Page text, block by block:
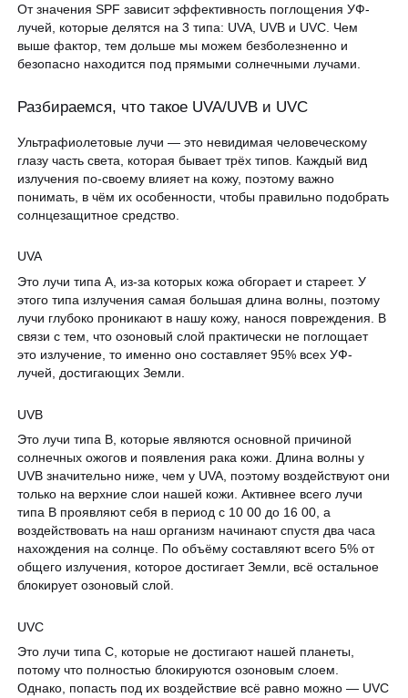
От значения SPF зависит эффективность поглощения УФ-
лучей, которые делятся на 3 типа: UVA, UVB и UVC. Чем
выше фактор, тем дольше мы можем безболезненно и
безопасно находится под прямыми солнечными лучами.
Разбираемся, что такое UVA/UVB и UVC
Ультрафиолетовые лучи — это невидимая человеческому
глазу часть света, которая бывает трёх типов. Каждый вид
излучения по-своему влияет на кожу, поэтому важно
понимать, в чём их особенности, чтобы правильно подобрать
солнцезащитное средство.
UVA
Это лучи типа А, из-за которых кожа обгорает и стареет. У
этого типа излучения самая большая длина волны, поэтому
лучи глубоко проникают в нашу кожу, нанося повреждения. В
связи с тем, что озоновый слой практически не поглощает
это излучение, то именно оно составляет 95% всех УФ-
лучей, достигающих Земли.
UVB
Это лучи типа В, которые являются основной причиной
солнечных ожогов и появления рака кожи. Длина волны у
UVB значительно ниже, чем у UVA, поэтому воздействуют они
только на верхние слои нашей кожи. Активнее всего лучи
типа В проявляют себя в период с 10 00 до 16 00, а
воздействовать на наш организм начинают спустя два часа
нахождения на солнце. По объёму составляют всего 5% от
общего излучения, которое достигает Земли, всё остальное
блокирует озоновый слой.
UVC
Это лучи типа С, которые не достигают нашей планеты,
потому что полностью блокируются озоновым слоем.
Однако, попасть под их воздействие всё равно можно — UVC